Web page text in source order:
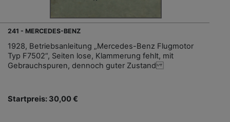
241 - MERCEDES-BENZ
1928, Betriebsanleitung „Mercedes-Benz Flugmotor
Typ F7502“, Seiten lose, Klammerung fehlt, mit
Gebrauchspuren, dennoch guter Zustand
Startpreis: 30,00 €